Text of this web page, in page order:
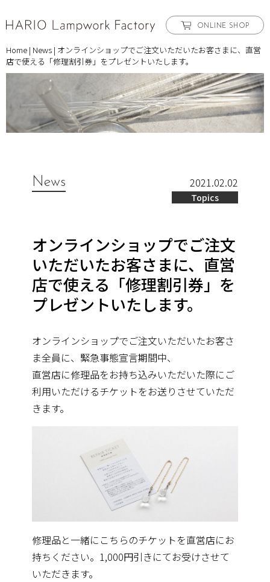
ONLINE SHOP
Home | News | オンラインショップでご注文いただいたお客さまに、直営
店で使える「修理割引券」をプレゼントいたします。
News 2021.02.02
Topics
オンラインショップでご注文
いただいたお客さまに、直営
店で使える「修理割引券」を
プレゼントいたします。
オンラインショップでご注文いただいたお客さ
ま全員に、緊急事態宣言期間中、
直営店に修理品をお持ち込みいただいた際にご
利用いただけるチケットをお送りさせていただ
きます。
修理品と一緒にこちらのチケットを直営店にお
持ちください。1,000円引きにてお受けさせて
いただきます。